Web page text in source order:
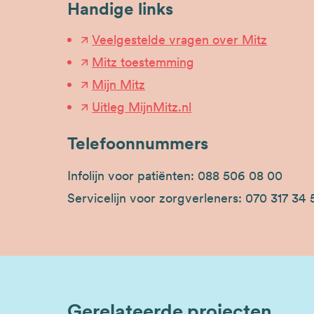
Handige links
Veelgestelde vragen over Mitz
Mitz toestemming
Mijn Mitz
Uitleg MijnMitz.nl
Telefoonnummers
Infolijn voor patiënten: 088 506 08 00
Servicelijn voor zorgverleners: 070 317 34